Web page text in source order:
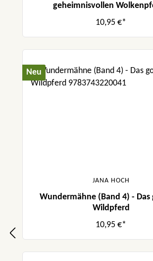
geheimnisvollen
10,95 €*
Neu
JANA HOCH
Wundermähne (Band 4) - Das
Wildpferd
10,95 €*